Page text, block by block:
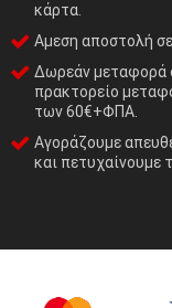
κάρτα.
Αμεση αποστολή
Δωρεάν μεταφορά
πρακτορείο
των 60€+ΦΠΑ.
Αγοράζουμε
και πετυχαίνουμε